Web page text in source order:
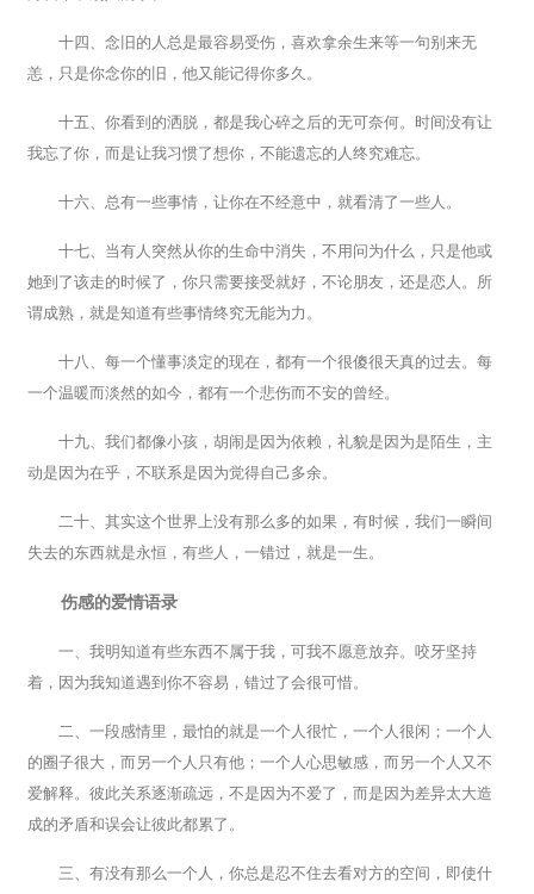
十四、念旧的人总是最容易受伤，喜欢拿余生来等一句别来无
恙，只是你念你的旧，他又能记得你多久。
十五、你看到的洒脱，都是我心碎之后的无可奈何。时间没有让
我忘了你，而是让我习惯了想你，不能遗忘的人终究难忘。
十六、总有一些事情，让你在不经意中，就看清了一些人。
十七、当有人突然从你的生命中消失，不用问为什么，只是他或
她到了该走的时候了，你只需要接受就好，不论朋友，还是恋人。所
谓成熟，就是知道有些事情终究无能为力。
十八、每一个懂事淡定的现在，都有一个很傻很天真的过去。每
一个温暖而淡然的如今，都有一个悲伤而不安的曾经。
十九、我们都像小孩，胡闹是因为依赖，礼貌是因为是陌生，主
动是因为在乎，不联系是因为觉得自己多余。
二十、其实这个世界上没有那么多的如果，有时候，我们一瞬间
失去的东西就是永恒，有些人，一错过，就是一生。
伤感的爱情语录
一、我明知道有些东西不属于我，可我不愿意放弃。咬牙坚持
着，因为我知道遇到你不容易，错过了会很可惜。
二、一段感情里，最怕的就是一个人很忙，一个人很闲；一个人
的圈子很大，而另一个人只有他；一个人心思敏感，而另一个人又不
爱解释。彼此关系逐渐疏远，不是因为不爱了，而是因为差异太大造
成的矛盾和误会让彼此都累了。
三、有没有那么一个人，你总是忍不住去看对方的空间，即使什